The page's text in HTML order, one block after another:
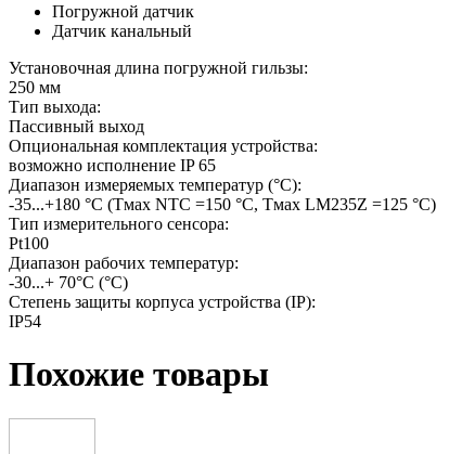
Погружной датчик
Датчик канальный
Установочная длина погружной гильзы:
250 мм
Тип выхода:
Пассивный выход
Опциональная комплектация устройства:
возможно исполнение IP 65
Диапазон измеряемых температур (°С):
-35...+180 °C (Tмax NTC =150 °C, Tмax LМ235Z =125 °C)
Тип измерительного сенсора:
Pt100
Диапазон рабочих температур:
-30...+ 70°C (°С)
Степень защиты корпуса устройства (IP):
IP54
Похожие товары